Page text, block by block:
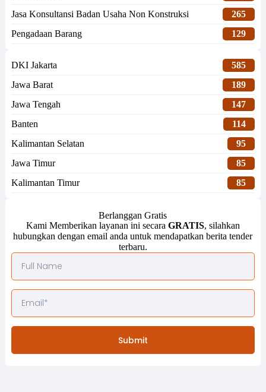
Jasa Konsultansi Badan Usaha Non Konstruksi
265
Pengadaan Barang
129
DKI Jakarta
585
Jawa Barat
189
Jawa Tengah
147
Banten
114
Kalimantan Selatan
95
Jawa Timur
85
Kalimantan Timur
85
Berlanggan Gratis
Kami Memberikan layanan ini secara GRATIS, silahkan
hubungkan dengan email anda untuk mendapatkan berita tender
terbaru.
Submit